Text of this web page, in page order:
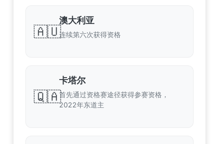
🇦🇺
澳大利亚
连续第六次获得资格
🇶🇦
卡塔尔
首先通过资格赛途径获得参赛资格，
2022年东道主